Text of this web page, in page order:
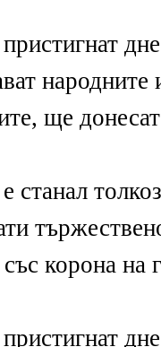
народните
ще
станал
корона на